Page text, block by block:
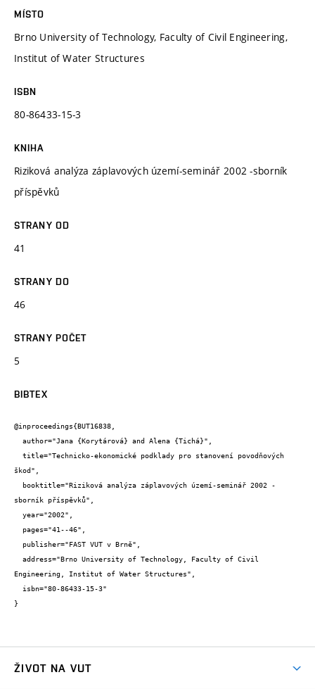
MÍSTO
Brno University of Technology, Faculty of Civil Engineering,
Institut of Water Structures
ISBN
80-86433-15-3
KNIHA
Riziková analýza záplavových území-seminář 2002 -sborník
příspěvků
STRANY OD
41
STRANY DO
46
STRANY POČET
5
BIBTEX
@inproceedings{BUT16838,
škod",
sborník příspěvků",
Engineering, Institut of Water Structures",
}
ŽIVOT NA VUT